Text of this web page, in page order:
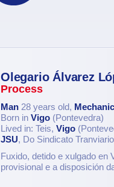
Olegario Álvarez
Process
Man 28 years old, Mechanic
Born in Vigo (Pontevedra)
Lived in: Teis, Vigo
JSU, Do Sindicato Tranviario
Fuxido, detido e xulgado en
provisional e a disposición